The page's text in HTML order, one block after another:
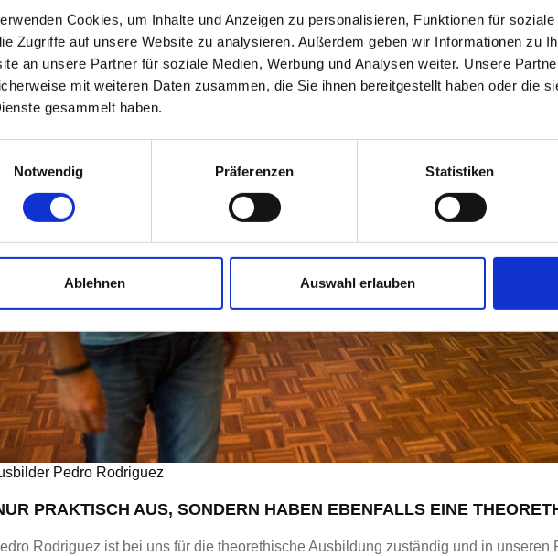
Cookies, um Inhalte und Anzeigen zu personalisieren, Funktionen für
Zugriffe auf unsere Website zu analysieren. Außerdem geben wir Informationen zu
an unsere Partner für soziale Medien, Werbung und Analysen weiter. Unsere
mit weiteren Daten zusammen, die Sie ihnen bereitgestellt haben oder die
gesammelt haben.
Notwendig
Präferenzen Statistiken
Ablehnen Auswahl erlauben
Pedro Rodriguez
PRAKTISCH AUS, SONDERN HABEN EBENFALLS EINE
Rodriguez ist bei uns für die theorethische Ausbildung zuständig und in unseren